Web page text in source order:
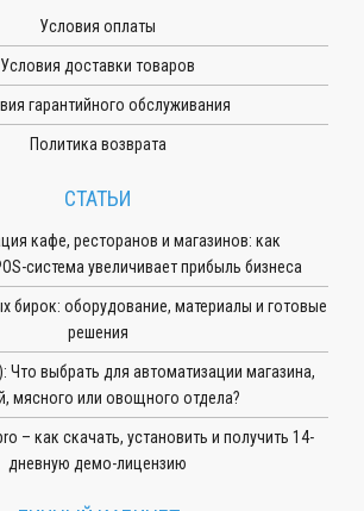
Условия оплаты
Условия доставки товаров
гарантийного обслуживания
Политика возврата
СТАТЬИ
кафе, ресторанов и магазинов: как
система увеличивает прибыль бизнеса
бирок: оборудование, материалы и готовые
решения
Что выбрать для автоматизации магазина,
мясного или овощного отдела?
– как скачать, установить и получить 14-
дневную демо-лицензию